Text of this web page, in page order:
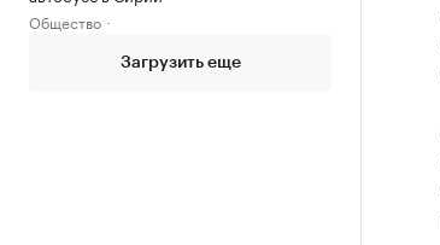
Общество
Загрузить еще